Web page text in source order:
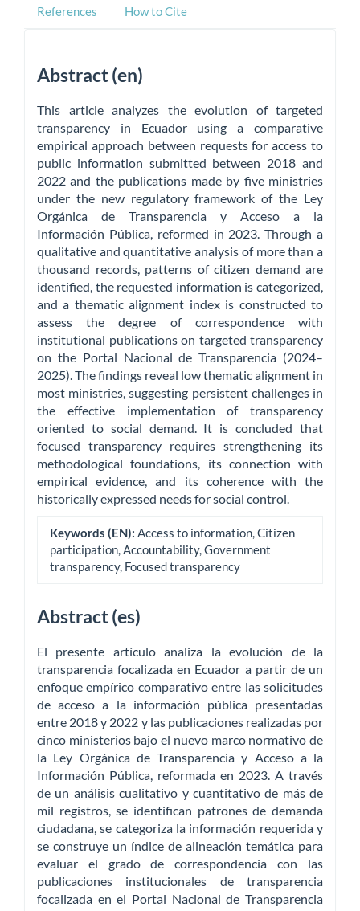
References How to Cite
Abstract (en)
This article analyzes the evolution of targeted
transparency in Ecuador using a comparative
empirical approach between requests for access to
public information submitted between 2018 and
2022 and the publications made by five ministries
under the new regulatory framework of the Ley
Orgánica de Transparencia y Acceso a la
Información Pública, reformed in 2023. Through a
qualitative and quantitative analysis of more than a
thousand records, patterns of citizen demand are
identified, the requested information is categorized,
and a thematic alignment index is constructed to
assess the degree of correspondence with
institutional publications on targeted transparency
on the Portal Nacional de Transparencia (2024–
2025). The findings reveal low thematic alignment in
most ministries, suggesting persistent challenges in
the effective implementation of transparency
oriented to social demand. It is concluded that
focused transparency requires strengthening its
methodological foundations, its connection with
empirical evidence, and its coherence with the
historically expressed needs for social control.
Keywords (EN): Access to information, Citizen
participation, Accountability, Government
transparency, Focused transparency
Abstract (es)
El presente artículo analiza la evolución de la
transparencia focalizada en Ecuador a partir de un
enfoque empírico comparativo entre las solicitudes
de acceso a la información pública presentadas
entre 2018 y 2022 y las publicaciones realizadas por
cinco ministerios bajo el nuevo marco normativo de
la Ley Orgánica de Transparencia y Acceso a la
Información Pública, reformada en 2023. A través
de un análisis cualitativo y cuantitativo de más de
mil registros, se identifican patrones de demanda
ciudadana, se categoriza la información requerida y
se construye un índice de alineación temática para
evaluar el grado de correspondencia con las
publicaciones institucionales de transparencia
focalizada en el Portal Nacional de Transparencia